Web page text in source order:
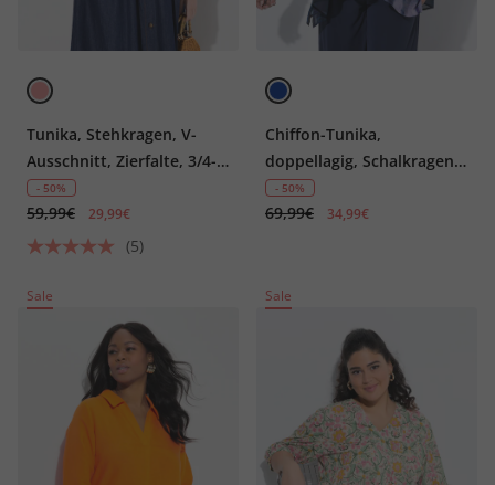
Tunika, Stehkragen, V-
Ausschnitt, Zierfalte, 3/4-
Arm
- 50%
59,99€ 29,99€
(5)
Chiffon-Tunika,
doppellagig, Schalkragen,
3/4-Arm
- 50%
69,99€ 34,99€
Sale Sale